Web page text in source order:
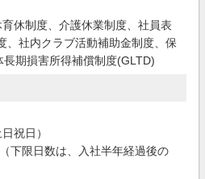
休制度、介護休業制度、社員表
、社内クラブ活動補助金制度、保
期損害所得補償制度(GLTD)
祝日）
下限日数は、入社半年経過後の